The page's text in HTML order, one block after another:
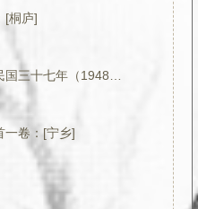
[桐庐]
一卷：[宁乡]